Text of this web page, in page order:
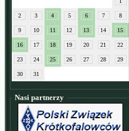
2 3 4 5 6 7 8
9 10 11 12 13 14 15
16 17 18 19 20 21 22
23 24 25 26 27 28 29
30 31
Nasi partnerzy